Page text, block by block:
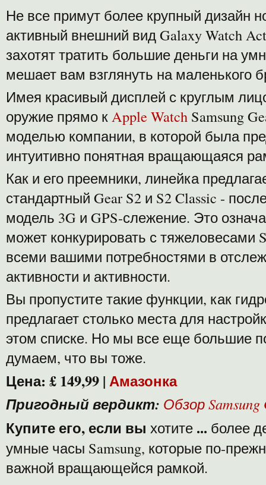
Не все примут более крупный дизайн
активный внешний вид Galaxy Watch
захотят тратить большие деньги на
мешает вам взглянуть на маленького
Имея красивый дисплей с круглым
оружие прямо кApple Watch Samsung
моделью компании, в которой была
интуитивно понятная вращающаяся
Как и его преемники, линейка
стандартный Gear S2 и S2 Classic -
модель 3G и GPS-слежение. Это
может конкурировать с тяжеловесами
всеми вашими потребностями в
активности и активности.
Вы пропустите такие функции, как
предлагает столько места для
этом списке. Но мы все еще большие
думаем, что вы тоже.
Цена: £ 149,99 | Амазонка
Пригодный вердикт: Обзор Samsung
Купите его, если вы хотите ... более
умные часы Samsung, которые по-
важной вращающейся рамкой.